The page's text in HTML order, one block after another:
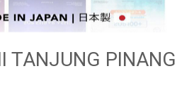
TANJUNG PINANG